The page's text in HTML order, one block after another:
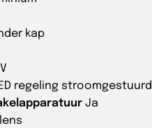
kap
regeling stroomgestuurd
Ja